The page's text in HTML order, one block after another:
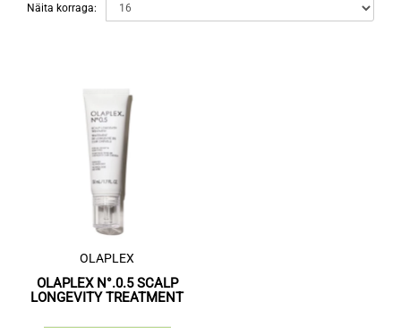
Näita korraga:
OLAPLEX
OLAPLEX N°.0.5 SCALP
LONGEVITY TREATMENT